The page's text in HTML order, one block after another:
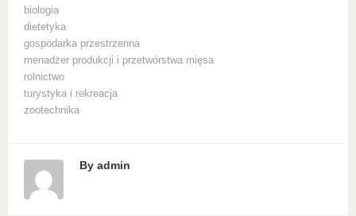
biologia
dietetyka
gospodarka przestrzenna
menadżer produkcji i przetwórstwa mięsa
rolnictwo
turystyka i rekreacja
zootechnika
By admin